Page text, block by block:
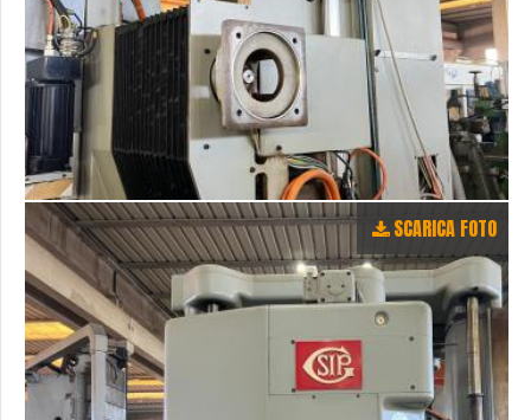
SCARICA FOTO